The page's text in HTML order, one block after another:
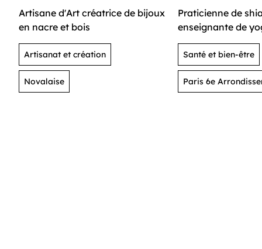
Artisane d'Art créatrice de bijoux
en nacre et bois
Artisanat et création
Novalaise
Praticienne de
enseignante de
du Dr. B. de
Enseignante de
organisation et
d'espaces
Santé et bien-être
Paris 6e